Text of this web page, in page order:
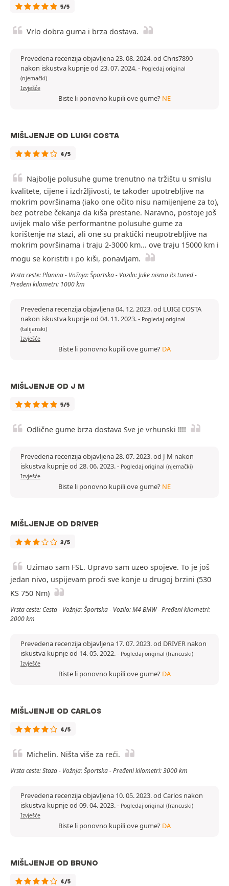
5/5
Vrlo dobra guma i brza dostava.
Prevedena recenzija objavljena 23. 08. 2024. od Chris7890
nakon iskustva kupnje od 23. 07. 2024.- Pogledaj original
(njemački)
Izvješće
Biste li ponovno kupili ove gume? NE
MIŠLJENJE OD LUIGI COSTA
4/5
Najbolje polusuhe gume trenutno na tržištu u smislu
kvalitete, cijene i izdržljivosti, te također upotrebljive na
mokrim površinama (iako one očito nisu namijenjene za to),
bez potrebe čekanja da kiša prestane. Naravno, postoje još
uvijek malo više performantne polusuhe gume za
korištenje na stazi, ali one su praktički neupotrebljive na
mokrim površinama i traju 2-3000 km... ove traju 15000 km i
mogu se koristiti i po kiši, ponavljam.
Vrsta ceste: Planina - Vožnja: Športska - Vozilo: Juke nismo Rs tuned -
Pređeni kilometri: 1000 km
Prevedena recenzija objavljena 04. 12. 2023. od LUIGI COSTA
nakon iskustva kupnje od 04. 11. 2023.- Pogledaj original
(talijanski)
Izvješće
Biste li ponovno kupili ove gume? DA
MIŠLJENJE OD J M
5/5
Odlične gume brza dostava Sve je vrhunski !!!!
Prevedena recenzija objavljena 28. 07. 2023. od J M nakon
iskustva kupnje od 28. 06. 2023.- Pogledaj original (njemački)
Izvješće
Biste li ponovno kupili ove gume? NE
MIŠLJENJE OD DRIVER
3/5
Uzimao sam FSL. Upravo sam uzeo spojeve. To je još
jedan nivo, uspijevam proći sve konje u drugoj brzini (530
KS 750 Nm)
Vrsta ceste: Cesta - Vožnja: Športska - Vozilo: M4 BMW - Pređeni kilometri:
2000 km
Prevedena recenzija objavljena 17. 07. 2023. od DRIVER nakon
iskustva kupnje od 14. 05. 2022.- Pogledaj original (francuski)
Izvješće
Biste li ponovno kupili ove gume? DA
MIŠLJENJE OD CARLOS
4/5
Michelin. Ništa više za reći.
Vrsta ceste: Staza - Vožnja: Športska - Pređeni kilometri: 3000 km
Prevedena recenzija objavljena 10. 05. 2023. od Carlos nakon
iskustva kupnje od 09. 04. 2023.- Pogledaj original (francuski)
Izvješće
Biste li ponovno kupili ove gume? DA
MIŠLJENJE OD BRUNO
4/5